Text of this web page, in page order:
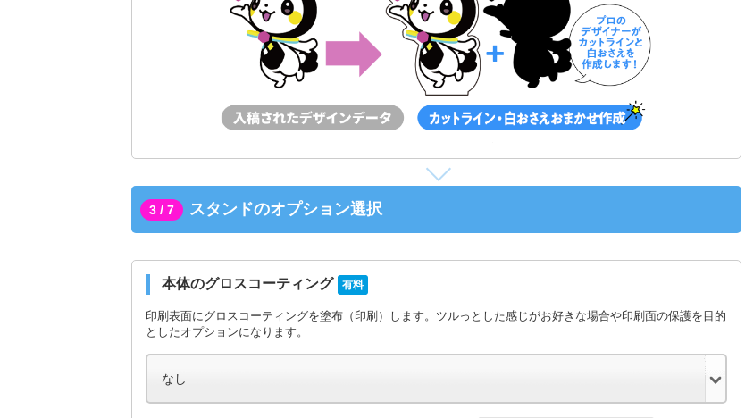
3 / 7 スタンドのオプション選択
本体のグロスコーティング 有料
印刷表面にグロスコーティングを塗布（印刷）します。ツルっとした感じがお好きな場合や印刷面の保護を目的
としたオプションになります。